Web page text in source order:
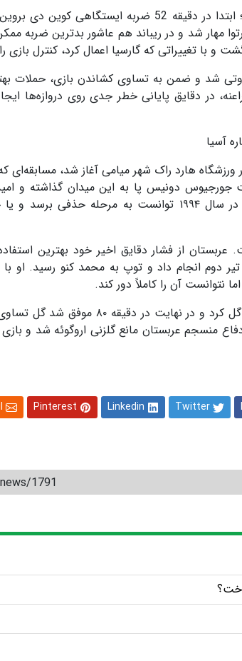
بازی در نیمه دوم با هیجان بیشتری شروع شد؛ ابتدا در دقیقه
مهار شد و در ریباند هم عاشور بدترین ضربه
و با تغییراتی که گارسیا اعمال کرد، کنترل
شد و ضمن به تساوی کشاندن بازی، حملات
آسیا
جورجیوس دونیس پا به این میدان گذاشته و
تاریخی خود در آمریکا داشته باشد، جایی که در سال ۱۹۹۴ توانست
شکست. عربستان از فشار دقایق اخیر خود بهترین
دوم انجام داد و توپ به محمد کنو رسید. او
نتوانست آن را کاملاً دور کند.
بعد از این گل اروگوئه تلاش زیادی برای جبران
منسجم عربستان مانع گلزنی اروگوئه شد و
Twitter
Linkedin
Pinterest
1791